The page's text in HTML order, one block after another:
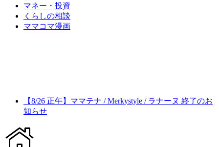
マネー・投資
くらしの相談
ママコマ漫画
【8/26 正午】ママテナ / Merkystyle / ラナーヌ 終了のお
知らせ